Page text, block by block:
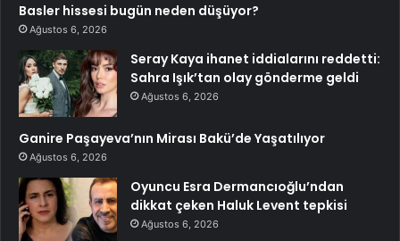
Basler hissesi bugün neden düşüyor?
Ağustos 6, 2026
Seray Kaya ihanet iddialarını reddetti:
Sahra Işık’tan olay gönderme geldi
Ağustos 6, 2026
Ganire Paşayeva’nın Mirası Bakü’de Yaşatılıyor
Ağustos 6, 2026
Oyuncu Esra Dermancıoğlu’ndan
dikkat çeken Haluk Levent tepkisi
Ağustos 6, 2026